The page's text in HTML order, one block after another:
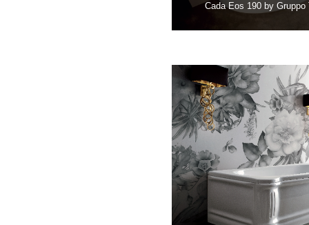
Cada Eos 190 by Gruppo